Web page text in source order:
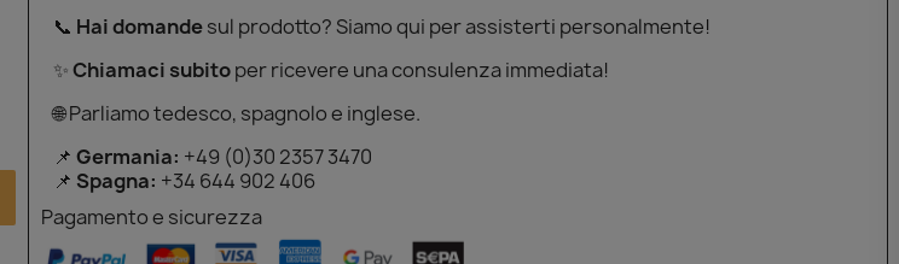
📞 Hai domandesul prodotto? Siamo qui per assisterti personalmente!
✨Chiamaci subitoper ricevere una consulenza immediata!
🌐 Parliamo tedesco, spagnolo e inglese.
📌 Germania: +49 (0)30 2357 3470
📌 Spagna: +34 644 902 406
Pagamento e sicurezza